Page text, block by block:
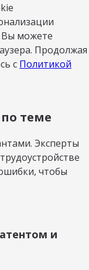
Вы можете
Продолжая
с Политикой
теме
Эксперты
чтобы
и